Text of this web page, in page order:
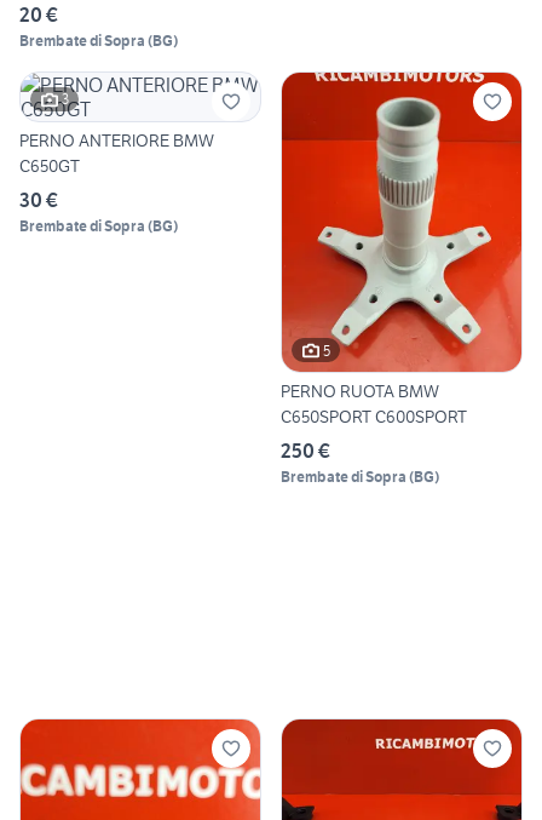
20 €
Brembate di Sopra (BG)
3
PERNO ANTERIORE BMW
C650GT
30 €
Brembate di Sopra (BG)
5
PERNO RUOTA BMW
C650SPORT C600SPORT
250 €
Brembate di Sopra (BG)